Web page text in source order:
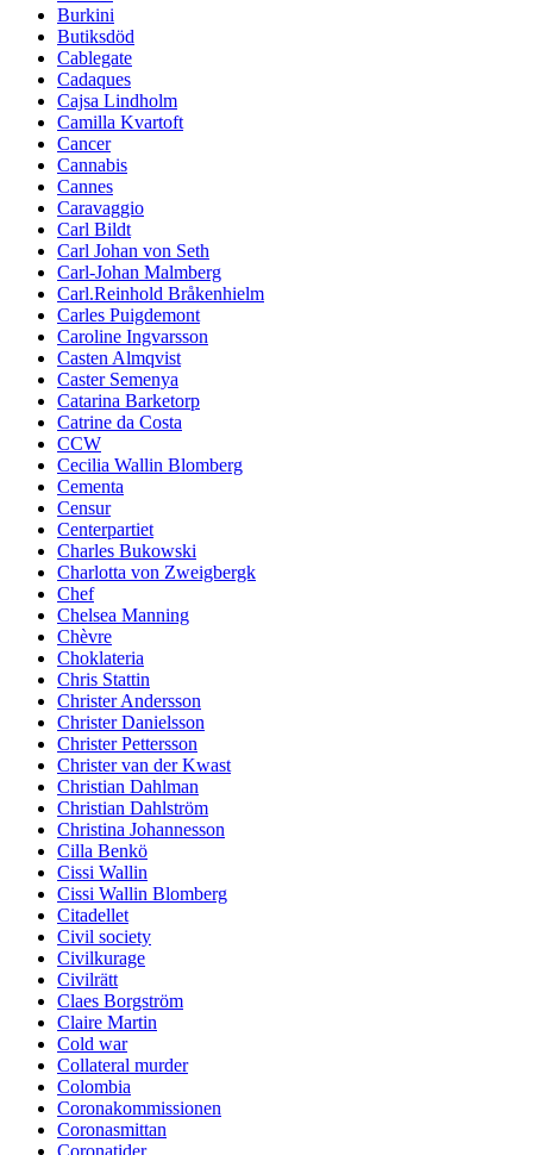
Burkini
Butiksdöd
Cablegate
Cadaques
Cajsa Lindholm
Camilla Kvartoft
Cancer
Cannabis
Cannes
Caravaggio
Carl Bildt
Carl Johan von Seth
Carl-Johan Malmberg
Carl.Reinhold Bråkenhielm
Carles Puigdemont
Caroline Ingvarsson
Casten Almqvist
Caster Semenya
Catarina Barketorp
Catrine da Costa
CCW
Cecilia Wallin Blomberg
Cementa
Censur
Centerpartiet
Charles Bukowski
Charlotta von Zweigbergk
Chef
Chelsea Manning
Chèvre
Choklateria
Chris Stattin
Christer Andersson
Christer Danielsson
Christer Pettersson
Christer van der Kwast
Christian Dahlman
Christian Dahlström
Christina Johannesson
Cilla Benkö
Cissi Wallin
Cissi Wallin Blomberg
Citadellet
Civil society
Civilkurage
Civilrätt
Claes Borgström
Claire Martin
Cold war
Collateral murder
Colombia
Coronakommissionen
Coronasmittan
Coronatider